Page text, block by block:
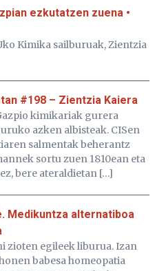
ezkutatzen zuena •
Kimika sailburuak, Zientzia
#198 – Zientzia Kaiera
kimikariak gurera
azken albisteak. CISen
salmentak beherantz
sortu zuen 1810ean eta
bere ateraldietan […]
Medikuntza alternatiboa
zioten egileek liburua. Izan
babesa homeopatia